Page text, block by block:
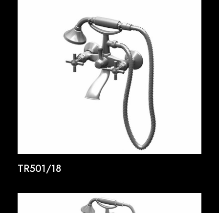
TR501/18